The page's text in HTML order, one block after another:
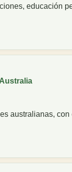
educación
australianas,